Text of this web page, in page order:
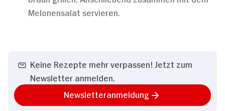
Melonensalat servieren.
Keine Rezepte mehr verpassen! Jetzt zum
Newsletter anmelden.
Newsletteranmeldung